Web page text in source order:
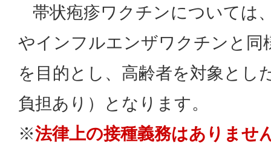
帯状疱疹ワクチンについては
やインフルエンザワクチンと同
を目的とし、高齢者を対象とし
負担あり）となります。
※法律上の接種義務はありませ